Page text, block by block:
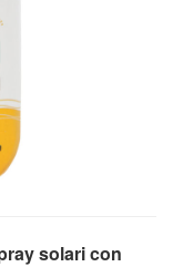
solari con